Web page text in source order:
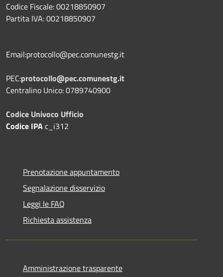
Codice Fiscale: 00218850907
Partita IVA: 00218850907
Email:protocollo@pec.comunestg.it
PEC:protocollo@pec.comunestg.it
Centralino Unico: 0789740900
Codice Univoco Ufficio
Codice IPAc_i312
Prenotazione appuntamento
Segnalazione disservizio
Leggi le FAQ
Richiesta assistenza
Amministrazione trasparente